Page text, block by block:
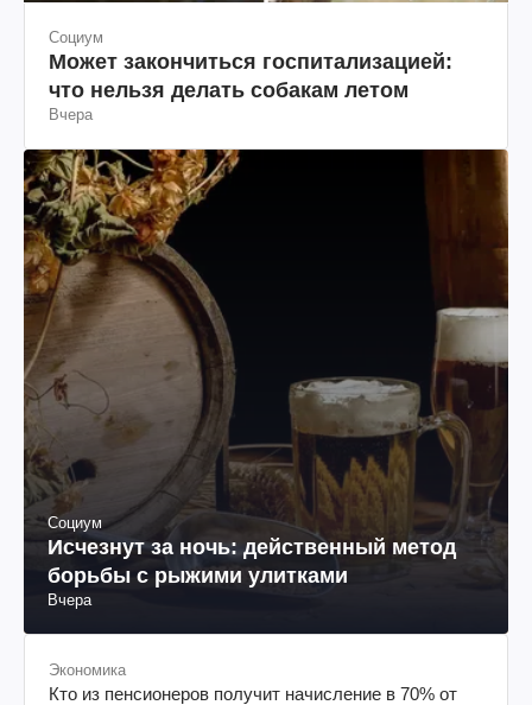
Социум
Может закончиться госпитализацией:
что нельзя делать собакам летом
Вчера
Социум
Исчезнут за ночь: действенный метод
борьбы с рыжими улитками
Вчера
Экономика
Кто из пенсионеров получит начисление в 70% от